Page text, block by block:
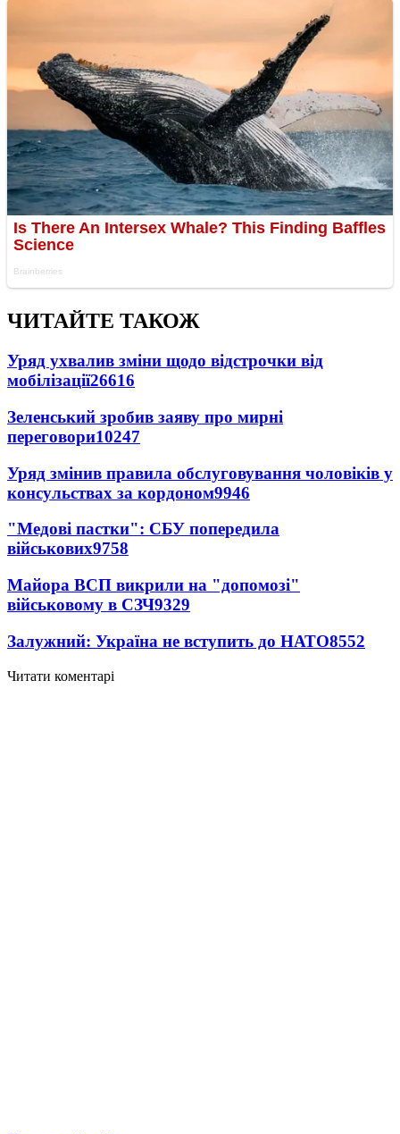
ЧИТАЙТЕ ТАКОЖ
Уряд ухвалив зміни щодо відстрочки від
мобілізації26616
Зеленський зробив заяву про мирні
переговори10247
Уряд змінив правила обслуговування чоловіків у
консульствах за кордоном9946
"Медові пастки": СБУ попередила
військових9758
Майора ВСП викрили на "допомозі"
військовому в СЗЧ9329
Залужний: Україна не вступить до НАТО8552
Читати коментарі